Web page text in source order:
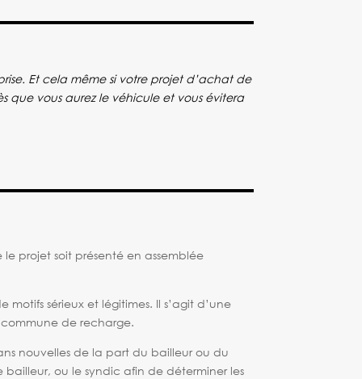
Et cela même si votre projet d’achat de
que vous aurez le véhicule et vous évitera
projet soit présenté en assemblée
sérieux et légitimes. Il s’agit d’une
de recharge.
nouvelles de la part du bailleur ou du
ou le syndic afin de déterminer les